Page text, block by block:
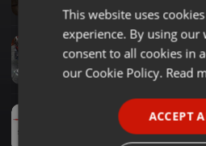
Radioshow ·08:10
SOLOPOURUNEBRUNE
Walter de Mehlknepfle
Radioshow ·1:08:26
Walter de Mehlknepfle
This website uses
experience. By using our
consent to all cookies in
our Cookie Policy. Read
ACCEPT